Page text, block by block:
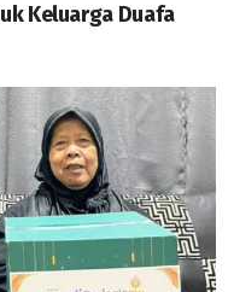
Keluarga Duafa